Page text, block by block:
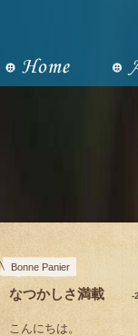
Bonne Panier
なつかしさ満載 -
こんにちは。